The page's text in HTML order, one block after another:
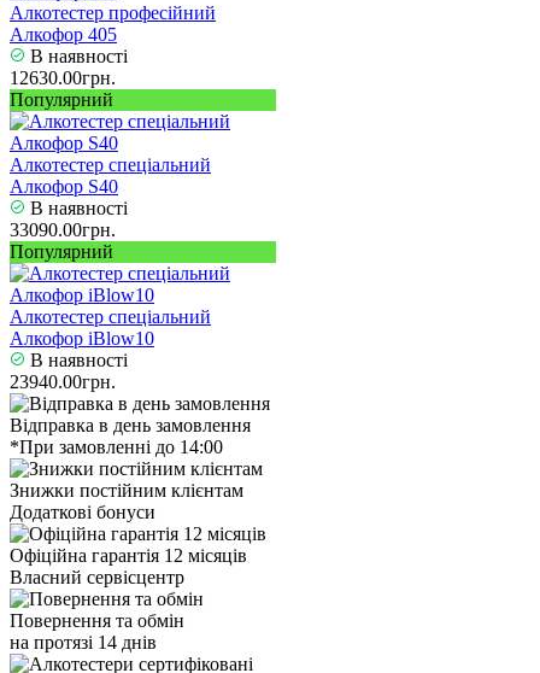
Алкотестер професійний
Алкофор 405
В наявності
12630.00грн.
Популярний
Алкотестер спеціальний
Алкофор S40
В наявності
33090.00грн.
Популярний
Алкотестер спеціальний
Алкофор iBlow10
В наявності
23940.00грн.
Відправка в день замовлення
*При замовленні до 14:00
Знижки постійним клієнтам
Додаткові бонуси
Офіційна гарантія 12 місяців
Власний сервісцентр
Повернення та обмін
на протязі 14 днів